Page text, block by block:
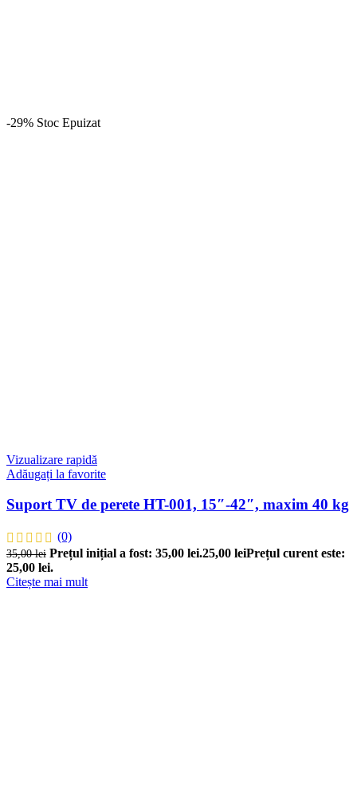
-29% Stoc Epuizat
Vizualizare rapidă
Adăugați la favorite
Suport TV de perete HT-001, 15″-42″, maxim 40 kg
(0)
35,00lei Prețul inițial a fost: 35,00 lei.25,00 leiPrețul curent este:
25,00 lei.
Citește mai mult